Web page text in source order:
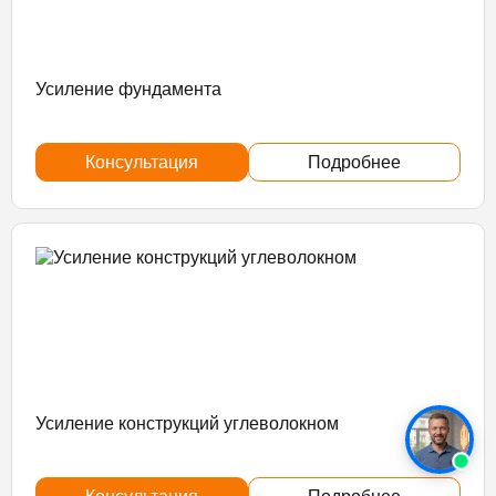
Усиление фундамента
Консультация Подробнее
Усиление конструкций углеволокном